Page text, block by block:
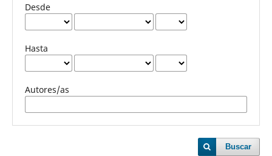
Desde
Hasta
Autores/as
Buscar